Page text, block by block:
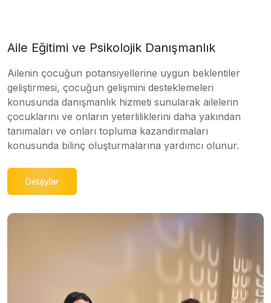
Aile Eğitimi ve Psikolojik Danışmanlık
Ailenin çocuğun potansiyellerine uygun beklentiler
geliştirmesi, çocuğun gelişmini desteklemeleri
konusunda danışmanlık hizmeti sunularak ailelerin
çocuklarını ve onların yeterliliklerini daha yakından
tanımaları ve onları topluma kazandırmaları
konusunda bilinç oluşturmalarına yardımcı olunur.
Detaylar